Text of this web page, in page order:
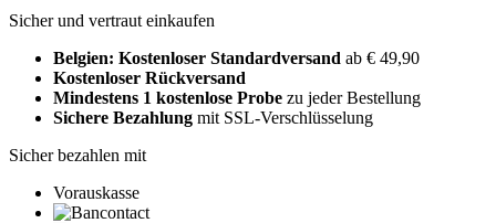
Sicher und vertraut einkaufen
Belgien: Kostenloser Standardversand ab € 49,90
Kostenloser Rückversand
Mindestens 1 kostenlose Probe zu jeder Bestellung
Sichere Bezahlung mit SSL-Verschlüsselung
Sicher bezahlen mit
Vorauskasse